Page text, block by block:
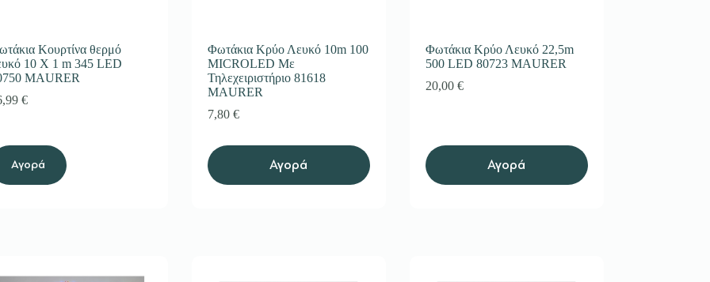
Κουρτίνα θερμό
10 X 1 m 345 LED
MAURER
€
Αγορά
Φωτάκια Κρύο Λευκό 10m 100
MICROLED Με
Τηλεχειριστήριο 81618
MAURER
7,80 €
Αγορά
Φωτάκια Κρύο Λευκό 22,5m
500 LED 80723 MAURER
20,00 €
Αγορά